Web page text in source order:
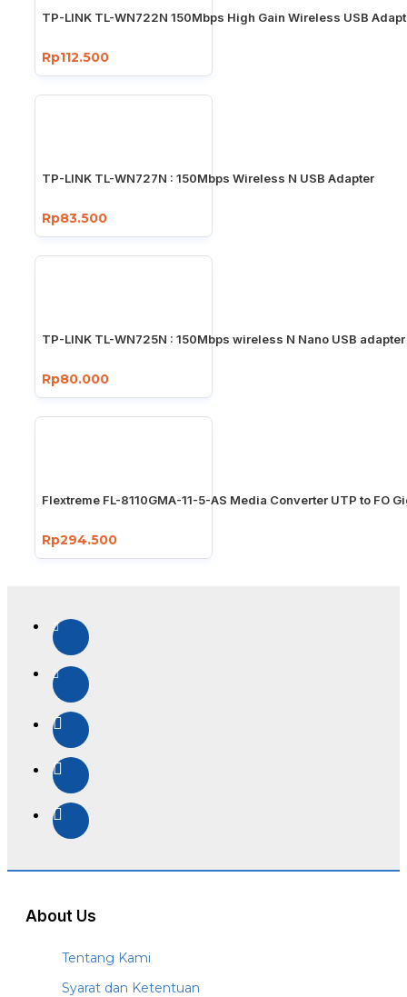
TP-LINK TL-WN722N 150Mbps High Gain Wireless USB
Rp112.500
TP-LINK TL-WN727N : 150Mbps Wireless N USB Adapter
Rp83.500
TP-LINK TL-WN725N : 150Mbps wireless N Nano USB adapter
Rp80.000
Flextreme FL-8110GMA-11-5-AS Media Converter UTP to FO
Rp294.500
About Us
Tentang Kami
Syarat dan Ketentuan